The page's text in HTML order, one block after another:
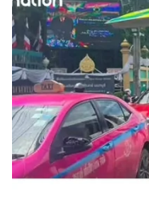
Pháp luật
Vụ án
Tin nóng
Tư vấn luật